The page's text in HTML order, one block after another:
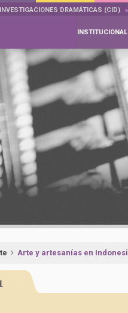
INVESTIGACIONES DRAMÁTICAS (CID)
INSTITUCIONAL
Arte y artesanías en